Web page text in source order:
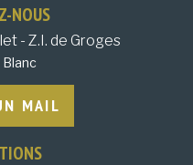
NOUS
- Z.I. de Groges
MAIL